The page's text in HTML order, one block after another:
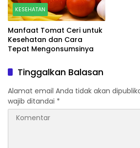
KESEHATAN
Manfaat Tomat Ceri untuk
Kesehatan dan Cara
Tepat Mengonsumsinya
Tinggalkan Balasan
Alamat email Anda tidak akan
wajib ditandai *